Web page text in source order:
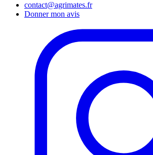
contact@agrimates.fr
Donner mon avis